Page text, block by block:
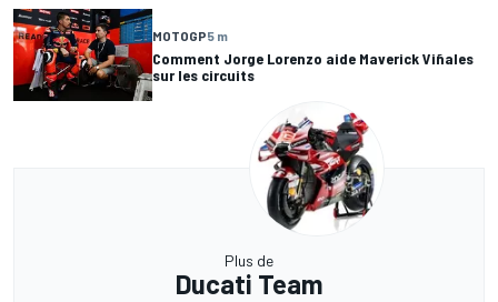
MOTOGP5 m
Comment Jorge Lorenzo aide Maverick Viñales
sur les circuits
Plus de
Ducati Team